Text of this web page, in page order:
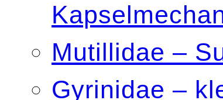
Mutillidae –
Gyrinidae –